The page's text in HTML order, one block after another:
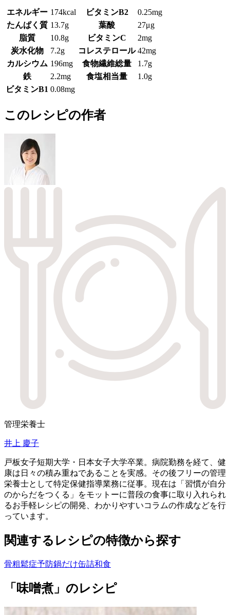
エネルギー 174kcal ビタミンB2
0.25mg
たんぱく質 13.7g 葉酸
27μg
脂質
10.8g ビタミンC
2mg
炭水化物
7.2g コレステロール 42mg
カルシウム 196mg 食物繊維総量
1.7g
鉄
2.2mg 食塩相当量
1.0g
ビタミンB1 0.08mg
このレシピの作者
管理栄養士
井上 慶子
戸板女子短期大学・日本女子大学卒業。病院勤務を経て、健
康は日々の積み重ねであることを実感。その後フリーの管理
栄養士として特定保健指導業務に従事。現在は「習慣が自分
のからだをつくる」をモットーに普段の食事に取り入れられ
るお手軽レシピの開発、わかりやすいコラムの作成などを行
っています。
関連するレシピの特徴から探す
骨粗鬆症予防鍋だけ缶詰和食
「味噌煮」のレシピ